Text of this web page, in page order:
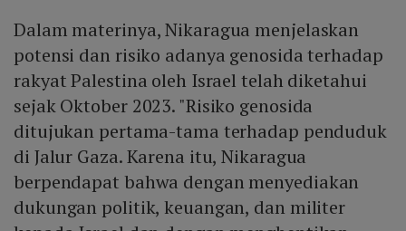
Dalam materinya, Nikaragua menjelaskan
potensi dan risiko adanya genosida terhadap
rakyat Palestina oleh Israel telah diketahui
sejak Oktober 2023. "Risiko genosida
ditujukan pertama-tama terhadap penduduk
di Jalur Gaza. Karena itu, Nikaragua
berpendapat bahwa dengan menyediakan
dukungan politik, keuangan, dan militer